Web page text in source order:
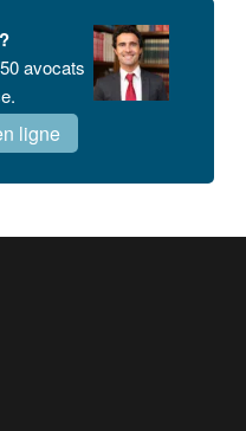
avocats
ligne